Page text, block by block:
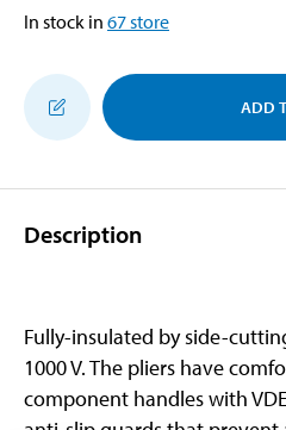
In stock in 67store
ADD
Description
Fully-insulated by side-
1000 V. The pliers have
component handles with